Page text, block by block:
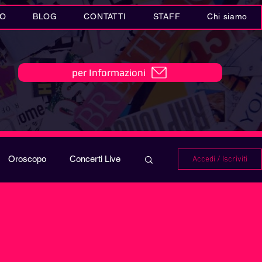
BLOG CONTATTI STAFF Chi siamo
per Informazioni
Oroscopo Concerti Live Accedi / Iscriviti